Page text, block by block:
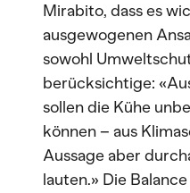
Mirabito, dass es
ausgewogenen
sowohl
berücksichtige:
sollen die Kühe
können – aus
Aussage aber
lauten.» Die